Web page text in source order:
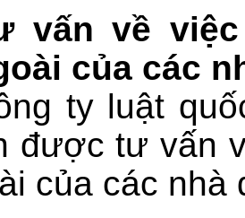
vấn về
của các
ty luật
được tư vấn
của các nhà